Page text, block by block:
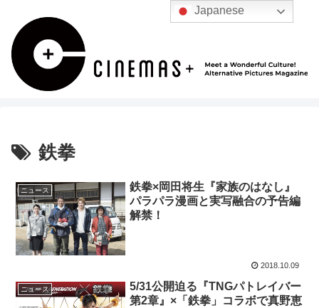
鉄拳
ニュース
鉄拳×岡田将生『家族のはなし』
パラパラ漫画と実写融合の予告編
解禁！
2018.10.09
ニュース
5/31公開迫る『TNGパトレイバー
第2章』×「鉄拳」コラボで真野恵
Japanese